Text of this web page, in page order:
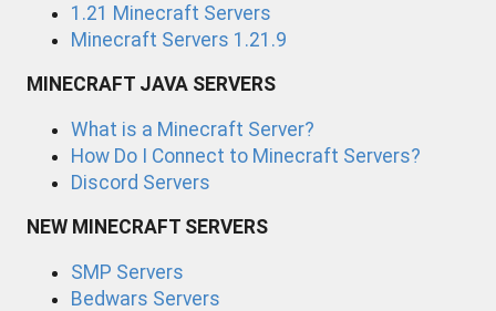
1.21 Minecraft Servers
Minecraft Servers 1.21.9
MINECRAFT JAVA SERVERS
What is a Minecraft Server?
How Do I Connect to Minecraft Servers?
Discord Servers
NEW MINECRAFT SERVERS
SMP Servers
Bedwars Servers